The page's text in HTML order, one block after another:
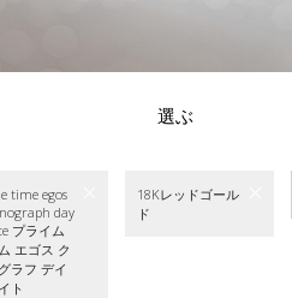
選ぶ
time egos
day
プライム
エゴス ク
ラフ デイ
ト
18Kレッドゴール
ド